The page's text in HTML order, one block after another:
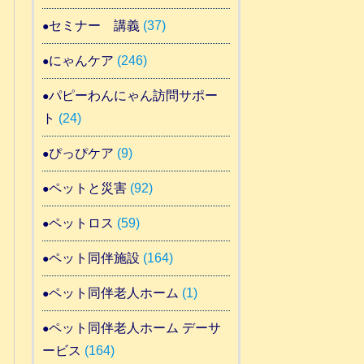
セミナー 講義(37)
にゃんケア (246)
パピーわんにゃん訪問サポー
ト (24)
ぴっぴケア (9)
ペットと災害(92)
ペットロス (59)
ペット同伴施設 (164)
ペット同伴老人ホーム (1)
ペット同伴老人ホーム デーサ
ービス (164)